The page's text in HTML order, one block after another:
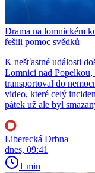
Drama na lomnickém
řešili pomoc svědků
K nešťastné události
Lomnici nad
transportoval do
video, které celý
pátek už ale byl
Liberecká Drbna
dnes, 09:41
1 min